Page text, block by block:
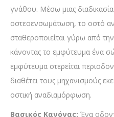
γνάθου. Μέσω μιας
οστεοενσωμάτωση, το οστό
σταθεροποιείται γύρω από
κάνοντας το εμφύτευμα ένα
εμφύτευμα στερείται
διαθέτει τους μηχανισμούς
οστική αναδιαμόρφωση.
Βασικός Κανόνας: Ένα